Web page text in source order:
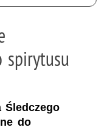
spirytusu
Śledczego
do